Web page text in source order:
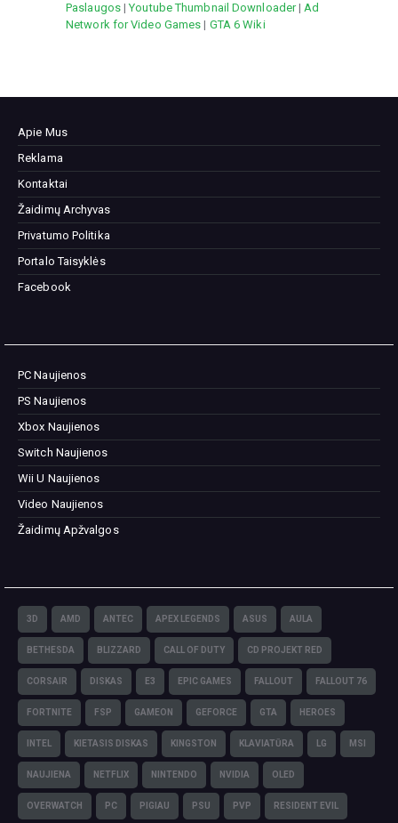
Paslaugos|Youtube Thumbnail Downloader|Ad
Network for Video Games | GTA 6 Wiki
Apie Mus
Reklama
Kontaktai
Žaidimų Archyvas
Privatumo Politika
Portalo Taisyklės
Facebook
PC Naujienos
PS Naujienos
Xbox Naujienos
Switch Naujienos
Wii U Naujienos
Video Naujienos
Žaidimų Apžvalgos
3D AMD ANTEC APEX LEGENDS ASUS AULA
BETHESDA BLIZZARD CALL OF DUTY CD PROJEKT RED
CORSAIR DISKAS E3 EPIC GAMES FALLOUT FALLOUT 76
FORTNITE FSP GAMEON GEFORCE GTA HEROES
INTEL KIETASIS DISKAS KINGSTON KLAVIATŪRA LG MSI
NAUJIENA NETFLIX NINTENDO NVIDIA OLED
OVERWATCH PC PIGIAU PSU PVP RESIDENT EVIL